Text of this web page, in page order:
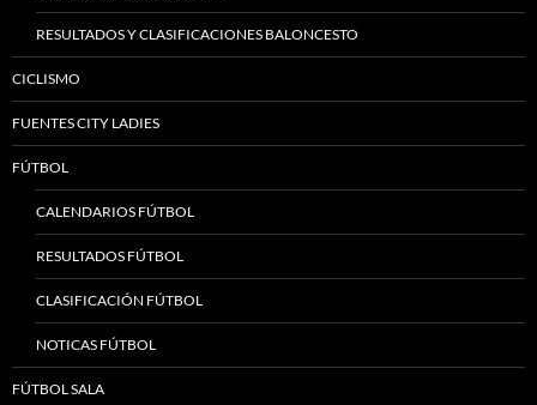
RESULTADOS Y CLASIFICACIONES BALONCESTO
CICLISMO
FUENTES CITY LADIES
FÚTBOL
CALENDARIOS FÚTBOL
RESULTADOS FÚTBOL
CLASIFICACIÓN FÚTBOL
NOTICAS FÚTBOL
FÚTBOL SALA